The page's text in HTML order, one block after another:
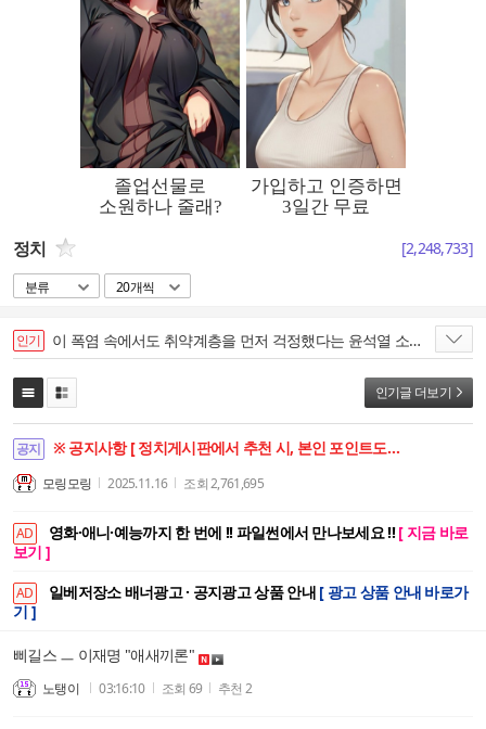
정치 [2,248,733]
분류 20개씩
인기 이 폭염 속에서도 취약계층을 먼저 걱정했다는 윤석열 소식....
인기글 더보기
공지 ※ 공지사항 [ 정치게시판에서 추천 시, 본인 포인트도 함께 상승합니다. ]
모링모링 2025.11.16 조회2,761,695
AD 영화·애니·예능까지 한 번에 !! 파일썬에서 만나보세요 !! [ 지금 바로
보기 ]
AD 일베저장소 배너광고 · 공지광고 상품 안내 [ 광고 상품 안내 바로가
기 ]
삐길스 ㅡ 이재명 "애새끼론"
노탱이 03:16:10 조회 69 추천 2